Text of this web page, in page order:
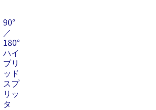
90°
／
180°
ハイ
ブリ
ッド
スプ
リッ
タ